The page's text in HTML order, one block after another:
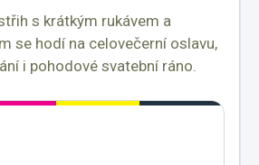
s krátkým rukávem a
se hodí na celovečerní oslavu,
i pohodové svatební ráno.